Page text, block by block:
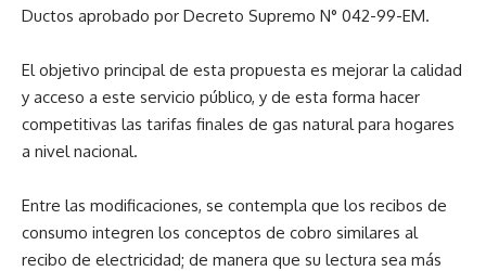
Ductos aprobado por Decreto Supremo N° 042-99-EM.
El objetivo principal de esta propuesta es mejorar la calidad
y acceso a este servicio público, y de esta forma hacer
competitivas las tarifas finales de gas natural para hogares
a nivel nacional.
Entre las modificaciones, se contempla que los recibos de
consumo integren los conceptos de cobro similares al
recibo de electricidad; de manera que su lectura sea más